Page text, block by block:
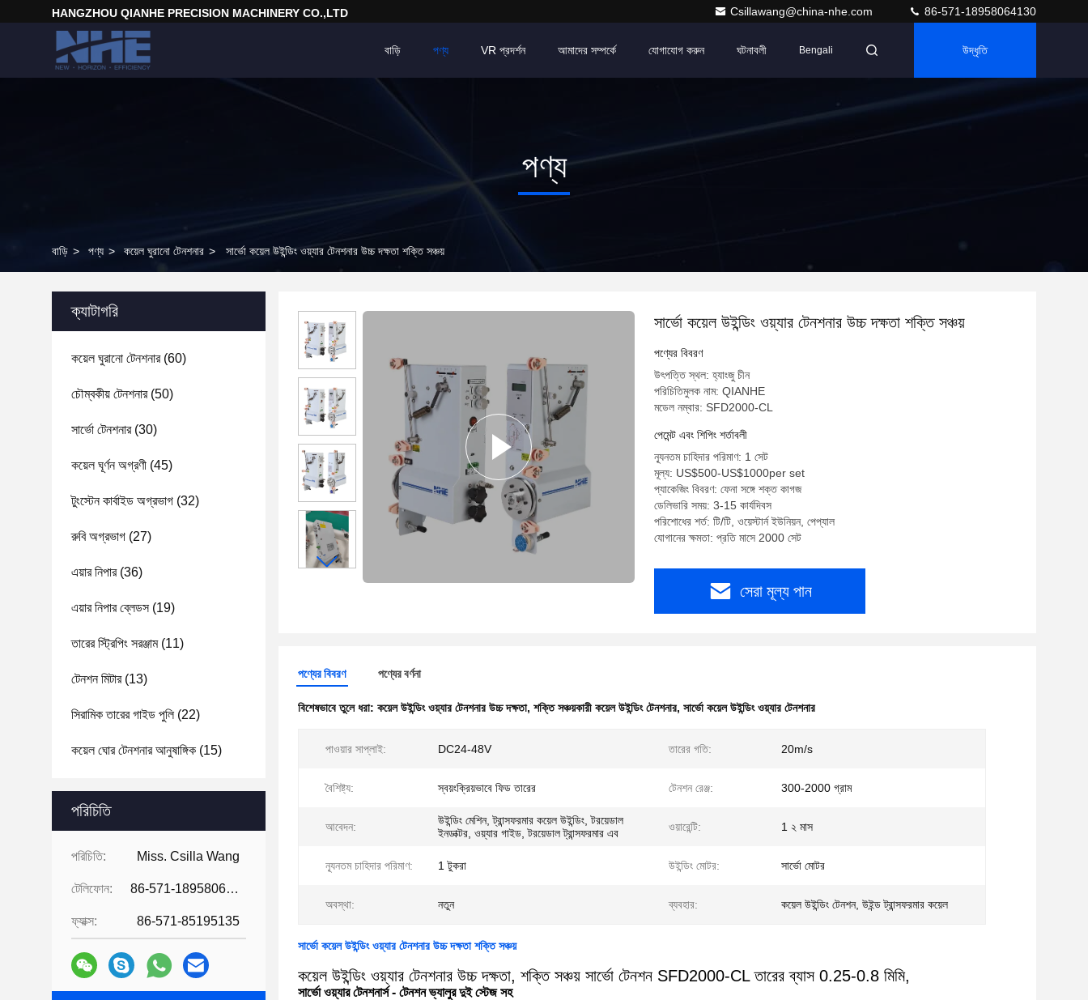
HANGZHOU QIANHE PRECISION MACHINERY CO.,LTD Csillawang@china-nhe.com 86-571-18958064130
বাড়ি পণ্য VR প্রদর্শন আমাদের সম্পর্কে যোগাযোগ করুন ঘটনাবলী Bengali উদ্ধৃতি
পণ্য
বাড়ি > পণ্য > কয়েল ঘুরানো টেনশনার > সার্ভো কয়েল উইন্ডিং ওয়্যার টেনশনার উচ্চ দক্ষতা শক্তি সঞ্চয়
ক্যাটাগরি
কয়েল ঘুরানো টেনশনার(60)
চৌম্বকীয় টেনশনার(50)
সার্ভো টেনশনার(30)
কয়েল ঘূর্ণন অগ্রণী (45)
টুংস্টেন কার্বাইড অগ্রভাগ (32)
রুবি অগ্রভাগ (27)
এয়ার নিপার(36)
এয়ার নিপার ব্লেডস(19)
তারের স্ট্রিপিং সরঞ্জাম(11)
টেনশন মিটার(13)
সিরামিক তারের গাইড পুলি(22)
কয়েল ঘোর টেনশনার আনুষাঙ্গিক (15)
পরিচিতি
পরিচিতি: Miss. Csilla Wang
টেলিফোন: 86-571-18958064130
ফ্যাক্স: 86-571-85195135
সার্ভো কয়েল উইন্ডিং ওয়্যার টেনশনার উচ্চ দক্ষতা শক্তি সঞ্চয়
পণ্যের বিবরণ
উৎপত্তি স্থল: হ্যাংজু চীন
পরিচিতিমুলক নাম: QIANHE
মডেল নম্বার: SFD2000-CL
পেমেন্ট এবং শিপিং শর্তাবলী
ন্যূনতম চাহিদার পরিমাণ: 1 সেট
মূল্য: US$500-US$1000per set
প্যাকেজিং বিবরণ: ফেনা সঙ্গে শক্ত কাগজ
ডেলিভারি সময়: 3-15 কার্যদিবস
পরিশোধের শর্ত: টি/টি, ওয়েস্টার্ন ইউনিয়ন, পেপ্যাল
যোগানের ক্ষমতা: প্রতি মাসে 2000 সেট
সেরা মূল্য পান
পণ্যের বিবরণ পণ্যের বর্ণনা
বিশেষভাবে তুলে ধরা: কয়েল উইন্ডিং ওয়্যার টেনশনার উচ্চ দক্ষতা, শক্তি সঞ্চয়কারী কয়েল উইন্ডিং টেনশনার, সার্ভো কয়েল উইন্ডিং ওয়্যার টেনশনার
পাওয়ার সাপ্লাই: DC24-48V তারের গতি: 20m/s
বৈশিষ্ট্য: স্বয়ংক্রিয়ভাবে ফিড তারের টেনশন রেঞ্জ: 300-2000 গ্রাম
আবেদন:
উইন্ডিং মেশিন, ট্রান্সফরমার কয়েল উইন্ডিং, টরয়েডাল
ইনডাক্টর, ওয়্যার গাইড, টরয়েডাল ট্রান্সফরমার এব
ওয়ারেন্টি: 1 ২ মাস
ন্যূনতম চাহিদার পরিমাণ: 1 টুকরা উইন্ডিং মোটর: সার্ভো মোটর
অবস্থা: নতুন ব্যবহার: কয়েল উইন্ডিং টেনশন, উইন্ড ট্রান্সফরমার কয়েল
সার্ভো কয়েল উইন্ডিং ওয়্যার টেনশনার উচ্চ দক্ষতা শক্তি সঞ্চয়
কয়েল উইন্ডিং ওয়্যার টেনশনার উচ্চ দক্ষতা, শক্তি সঞ্চয় সার্ভো টেনশন SFD2000-CL তারের ব্যাস 0.25-0.8 মিমি,
সার্ভো ওয়্যার টেনশনার্স - টেনশন ভ্যালুর দুই স্টেজ সহ